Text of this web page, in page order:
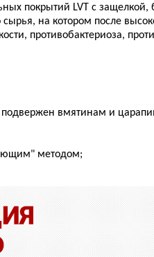
покрытий LVT с
сырья, на котором после
противобактериоза,
подвержен вмятинам и
методом;